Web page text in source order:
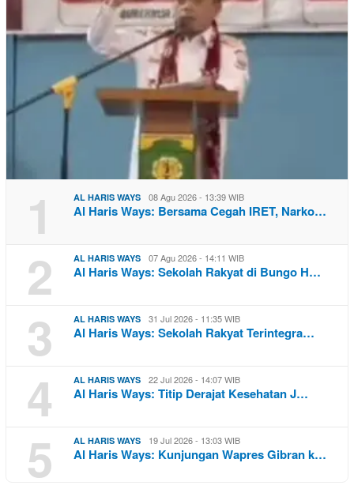
1 AL HARIS WAYS 08 Agu 2026 - 13:39 WIB
Al Haris Ways: Bersama Cegah IRET, Narko…
2 AL HARIS WAYS 07 Agu 2026 - 14:11 WIB
Al Haris Ways: Sekolah Rakyat di Bungo H…
3 AL HARIS WAYS 31 Jul 2026 - 11:35 WIB
Al Haris Ways: Sekolah Rakyat Terintegra…
4 AL HARIS WAYS 22 Jul 2026 - 14:07 WIB
Al Haris Ways: Titip Derajat Kesehatan J…
5 AL HARIS WAYS 19 Jul 2026 - 13:03 WIB
Al Haris Ways: Kunjungan Wapres Gibran k…